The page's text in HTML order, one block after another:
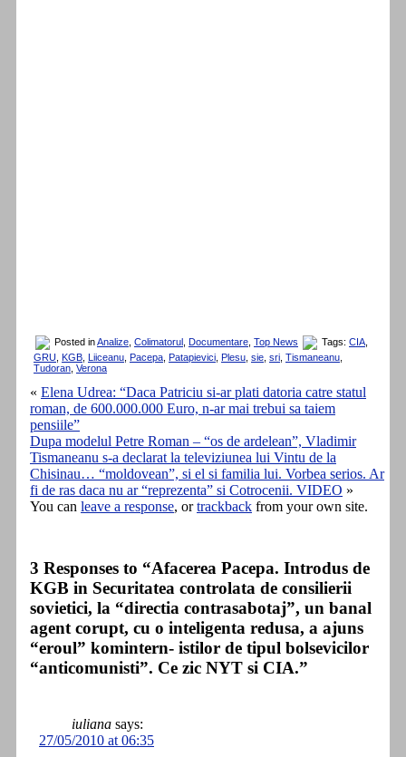
Posted inAnalize Colimatorul Documentare Top News Tags: CIA
GRU KGB Liiceanu Pacepa Patapievici Plesu sie sri Tismaneanu
Tudoran Verona
« Elena Udrea: “Daca Patriciu si-ar plati datoria catre statul
roman, de 600.000.000 Euro, n-ar mai trebui sa taiem
pensiile”
Dupa modelul Petre Roman – “os de ardelean”, Vladimir
Tismaneanu s-a declarat la televiziunea lui Vintu de la
Chisinau… “moldovean”, si el si familia lui. Vorbea serios. Ar
fi de ras daca nu ar “reprezenta” si Cotrocenii. VIDEO »
You can leave a response, ortrackback from your own site.
3 Responses to “Afacerea Pacepa. Introdus de
KGB in Securitatea controlata de consilierii
sovietici, la “directia contrasabotaj”, un banal
agent corupt, cu o inteligenta redusa, a ajuns
“eroul” komintern- istilor de tipul bolsevicilor
“anticomunisti”. Ce zic NYT si CIA.”
iuliana says:
27/05/2010 at 06:35